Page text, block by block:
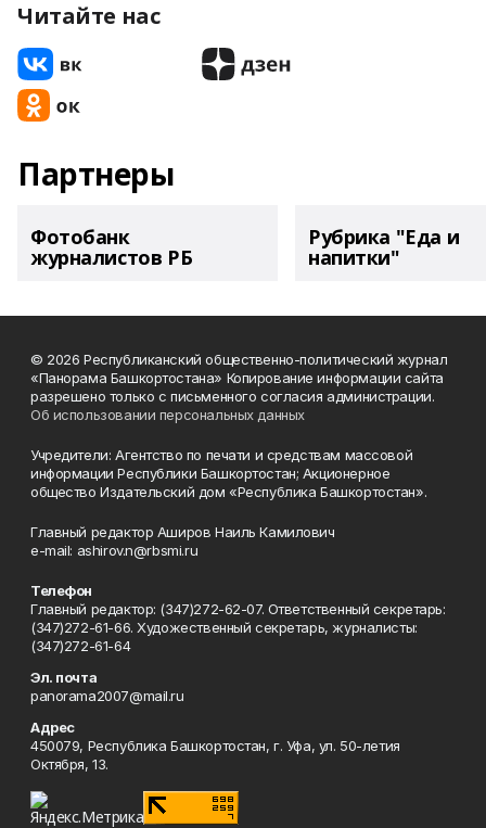
Читайте нас
Партнеры
Фотобанк
журналистов РБ
Рубрика "Еда и
напитки"
© 2026 Республиканский общественно-политический журнал
«Панорама Башкортостана» Копирование информации сайта
разрешено только с письменного согласия администрации.
Об использовании персональных данных
Учредители: Агентство по печати и средствам массовой
информации Республики Башкортостан; Акционерное
общество Издательский дом «Республика Башкортостан».
Главный редактор Аширов Наиль Камилович
e-mail: ashirov.n@rbsmi.ru
Телефон
Главный редактор: (347)272-62-07. Ответственный секретарь:
(347)272-61-66. Художественный секретарь, журналисты:
(347)272-61-64
Эл. почта
panorama2007@mail.ru
Адрес
450079, Республика Башкортостан, г. Уфа, ул. 50-летия
Октября, 13.